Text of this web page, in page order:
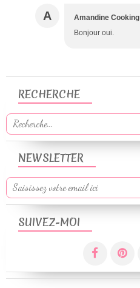
A Amandine Cooking
Bonjour oui.
NEWSLETTER
SUIVEZ-MOI
RECHERCHE